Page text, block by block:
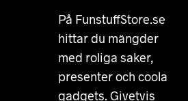
På FunstuffStore.se
hittar du mängder
med roliga saker,
presenter och coola
gadgets. Givetvis